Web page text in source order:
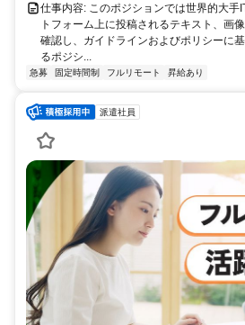
仕事内容: このポジションでは世界的大手
トフォーム上に投稿されるテキスト、画
確認し、ガイドラインおよびポリシーに
るポジシ...
急募 固定時間制 フルリモート 昇給あり
派遣社員